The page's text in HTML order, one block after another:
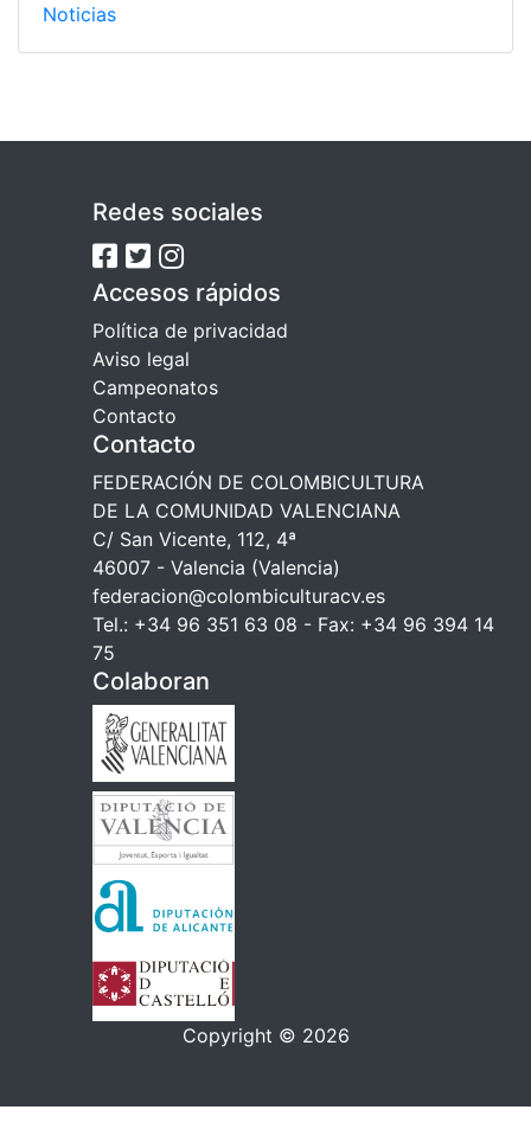
Noticias
Redes sociales
Accesos rápidos
Política de privacidad
Aviso legal
Campeonatos
Contacto
Contacto
FEDERACIÓN DE COLOMBICULTURA
DE LA COMUNIDAD VALENCIANA
C/ San Vicente, 112, 4ª
46007 - Valencia (Valencia)
federacion@colombiculturacv.es
Tel.: +34 96 351 63 08 - Fax: +34 96 394 14
75
Colaboran
Copyright © 2026